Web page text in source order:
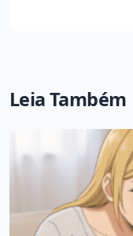
Leia Também